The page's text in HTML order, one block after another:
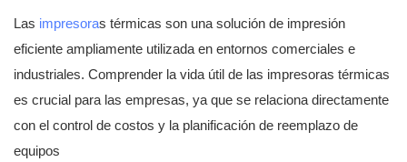
Las impresoras térmicas son una solución de impresión
eficiente ampliamente utilizada en entornos comerciales e
industriales. Comprender la vida útil de las impresoras térmicas
es crucial para las empresas, ya que se relaciona directamente
con el control de costos y la planificación de reemplazo de
equipos